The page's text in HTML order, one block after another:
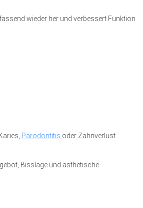
wieder her und verbessert Funktion
Parodontitis oder Zahnverlust
Bisslage und ästhetische